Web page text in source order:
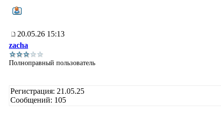
20.05.26 15:13
zacha
Полноправный пользователь
Регистрация: 21.05.25
Сообщений: 105